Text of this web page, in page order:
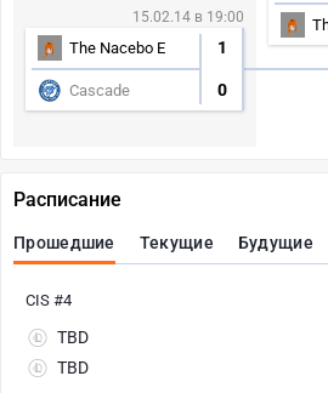
15.02.14 в 19:00
The Nacebo E 1
Cascade 0
Расписание
Прошедшие Текущие Будущие
TBD
TBD
CIS #4